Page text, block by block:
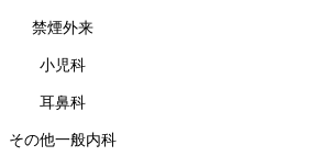
禁煙外来
小児科
耳鼻科
その他一般内科